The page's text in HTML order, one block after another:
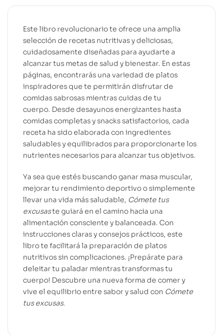
Este libro revolucionario te ofrece una amplia
selección de recetas nutritivas y deliciosas,
cuidadosamente diseñadas para ayudarte a
alcanzar tus metas de salud y bienestar. En estas
páginas, encontrarás una variedad de platos
inspiradores que te permitirán disfrutar de
comidas sabrosas mientras cuidas de tu
cuerpo. Desde desayunos energizantes hasta
comidas completas y snacks satisfactorios, cada
receta ha sido elaborada con ingredientes
saludables y equilibrados para proporcionarte los
nutrientes necesarios para alcanzar tus objetivos.
Ya sea que estés buscando ganar masa muscular,
mejorar tu rendimiento deportivo o simplemente
llevar una vida más saludable, Cómete tus
excusaste guiará en el camino hacia una
alimentación consciente y balanceada. Con
instrucciones claras y consejos prácticos, este
libro te facilitará la preparación de platos
nutritivos sin complicaciones. ¡Prepárate para
deleitar tu paladar mientras transformas tu
cuerpo! Descubre una nueva forma de comer y
vive el equilibrio entre sabor y salud con Cómete
tus excusas.